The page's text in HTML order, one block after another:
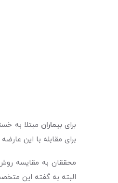
برایبیماران مبتلا به
برای مقابله با این
محققان به مقایسه
البته به گفته این